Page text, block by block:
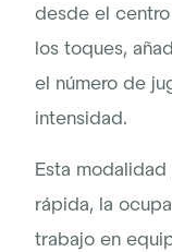
desde el
los toques,
el número de
intensidad.
Esta
rápida, la
trabajo en